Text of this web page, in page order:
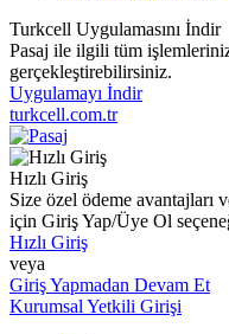
Turkcell Uygulamasını İndir
Pasaj ile ilgili tüm
gerçekleştirebilirsiniz.
Uygulamayı İndir
turkcell.com.tr
Hızlı Giriş
Size özel ödeme avantajları
için Giriş Yap/Üye Ol
Hızlı Giriş
veya
Giriş Yapmadan Devam Et
Kurumsal Yetkili Girişi